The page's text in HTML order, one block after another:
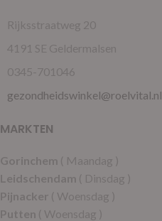
Rijksstraatweg 20
4191 SE Geldermalsen
0345-701046
gezondheidswinkel@roelvital.nl
MARKTEN
Gorinchem ( Maandag )
Leidschendam ( Dinsdag )
Pijnacker ( Woensdag )
Putten ( Woensdag )